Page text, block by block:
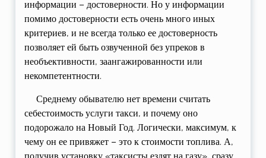
информации – достоверности. Но у информации
помимо достоверности есть очень много иных
критериев, и не всегда только ее достоверность
позволяет ей быть озвученной без упреков в
необъективности, заангажированности или
некомпетентности.
Среднему обывателю нет времени считать
себестоимость услуги такси, и почему оно
подорожало на Новый Год. Логически, максимум, к
чему он ее привяжет – это к стоимости топлива. А,